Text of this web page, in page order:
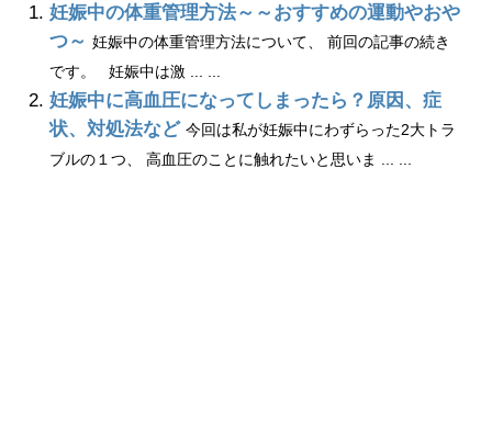
妊娠中の体重管理方法～～おすすめの運動やおや
つ～ 妊娠中の体重管理方法について、 前回の記事の続き
です。 妊娠中は激 ... ...
妊娠中に高血圧になってしまったら？原因、症
状、対処法など 今回は私が妊娠中にわずらった2大トラ
ブルの１つ、 高血圧のことに触れたいと思いま ... ...